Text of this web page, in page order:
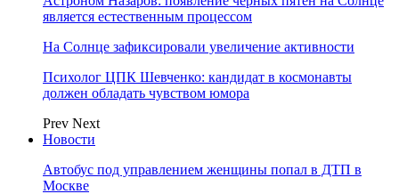
является естественным процессом
На Солнце зафиксировали увеличение активности
Психолог ЦПК Шевченко: кандидат в космонавты
должен обладать чувством юмора
Prev Next
Новости
Автобус под управлением женщины попал в ДТП в
Москве